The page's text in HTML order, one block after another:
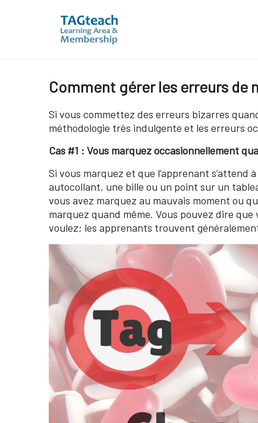
Comment gérer les erreurs de
Si vous commettez des erreurs bizarres
méthodologie très indulgente et les erreurs
Cas #1 : Vous marquez occasionnellement
Si vous marquez et que l’apprenant
autocollant, une bille ou un point sur un
vous avez marquez au mauvais moment ou
marquez quand même. Vous pouvez dire que
voulez; les apprenants trouvent